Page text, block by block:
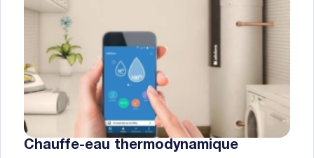
Chauffe-eau thermodynamique